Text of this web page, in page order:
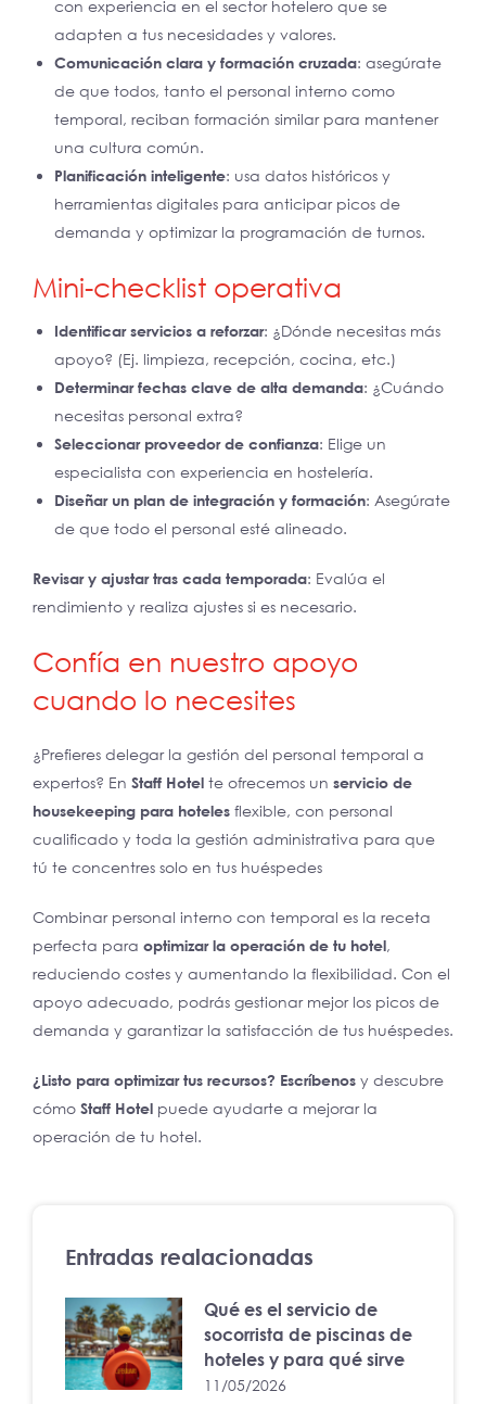
con experiencia en el sector hotelero que se
adapten a tus necesidades y valores.
Comunicación clara y formación cruzada: asegúrate
de que todos, tanto el personal interno como
temporal, reciban formación similar para mantener
una cultura común.
Planificación inteligente: usa datos históricos y
herramientas digitales para anticipar picos de
demanda y optimizar la programación de turnos.
Mini-checklist operativa
Identificar servicios a reforzar: ¿Dónde necesitas más
apoyo? (Ej. limpieza, recepción, cocina, etc.)
Determinar fechas clave de alta demanda: ¿Cuándo
necesitas personal extra?
Seleccionar proveedor de confianza: Elige un
especialista con experiencia en hostelería.
Diseñar un plan de integración y formación: Asegúrate
de que todo el personal esté alineado.
Revisar y ajustar tras cada temporada: Evalúa el
rendimiento y realiza ajustes si es necesario.
Confía en nuestro apoyo
cuando lo necesites
¿Prefieres delegar la gestión del personal temporal a
expertos? En Staff Hotel te ofrecemos un servicio de
housekeeping para hoteles flexible, con personal
cualificado y toda la gestión administrativa para que
tú te concentres solo en tus huéspedes
Combinar personal interno con temporal es la receta
perfecta para optimizar la operación de tu hotel,
reduciendo costes y aumentando la flexibilidad. Con el
apoyo adecuado, podrás gestionar mejor los picos de
demanda y garantizar la satisfacción de tus huéspedes.
¿Listo para optimizar tus recursos? Escríbenos y descubre
cómo Staff Hotel puede ayudarte a mejorar la
operación de tu hotel.
Entradas realacionadas
Qué es el servicio de
socorrista de piscinas de
hoteles y para qué sirve
11/05/2026